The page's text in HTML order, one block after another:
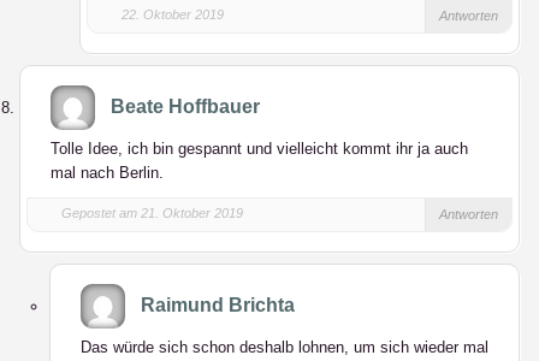
22. Oktober 2019 Antworten
Beate Hoffbauer
Tolle Idee, ich bin gespannt und vielleicht kommt ihr ja auch
mal nach Berlin.
Gepostet am 21. Oktober 2019 Antworten
Raimund Brichta
Das würde sich schon deshalb lohnen, um sich wieder mal